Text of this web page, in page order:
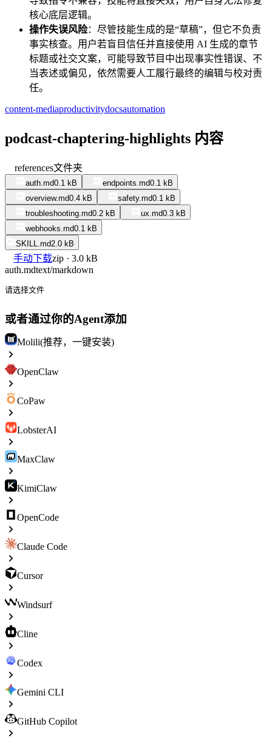
核心底层逻辑。
操作失误风险：尽管技能生成的是“草稿”，但它不负责
事实核查。用户若盲目信任并直接使用 AI 生成的章节
标题或社交文案，可能导致节目中出现事实性错误、不
当表述或偏见，依然需要人工履行最终的编辑与校对责
任。
content-mediaproductivitydocsautomation
podcast-chaptering-highlights 内容
references文件夹
auth.md0.1 kB endpoints.md0.1 kB
overview.md0.4 kB safety.md0.1 kB
troubleshooting.md0.2 kB ux.md0.3 kB
webhooks.md0.1 kB
SKILL.md2.0 kB
手动下载zip · 3.0 kB
auth.mdtext/markdown
请选择文件
或者通过你的Agent添加
Molili(推荐，一键安装)
OpenClaw
CoPaw
LobsterAI
MaxClaw
KimiClaw
OpenCode
Claude Code
Cursor
Windsurf
Cline
Codex
Gemini CLI
GitHub Copilot